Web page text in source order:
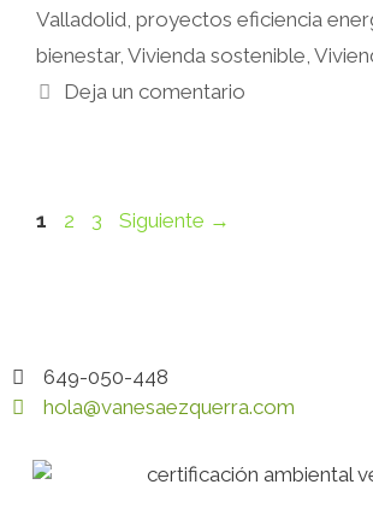
Valladolid, proyectos eficiencia
bienestar, Vivienda sostenible,
Deja un comentario
1 2 3 Siguiente →
649-050-448
hola@vanesaezquerra.com